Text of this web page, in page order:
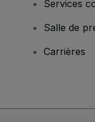
Services
Salle de
Carrières